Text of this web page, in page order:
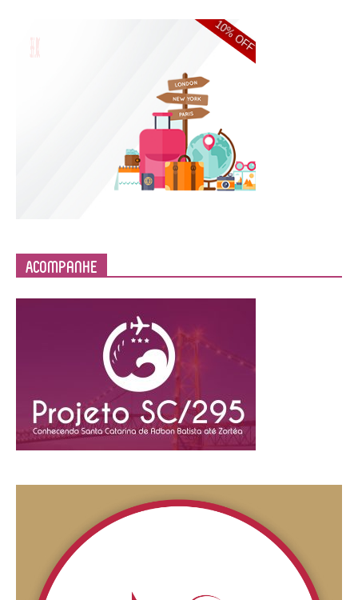
Acompanhe